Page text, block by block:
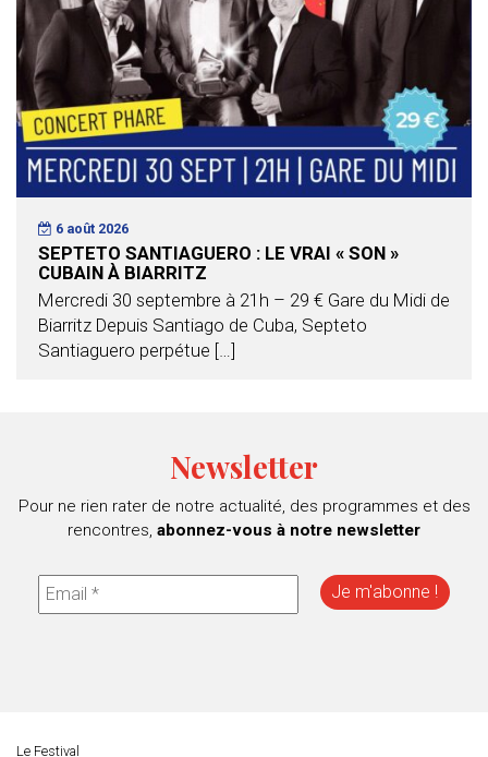
6 août 2026
SEPTETO SANTIAGUERO : LE VRAI « SON »
CUBAIN À BIARRITZ
Mercredi 30 septembre à 21h – 29 € Gare du Midi de
Biarritz Depuis Santiago de Cuba, Septeto
Santiaguero perpétue […]
Newsletter
Pour ne rien rater de notre actualité, des programmes et des
rencontres, abonnez-vous à notre newsletter
Le Festival